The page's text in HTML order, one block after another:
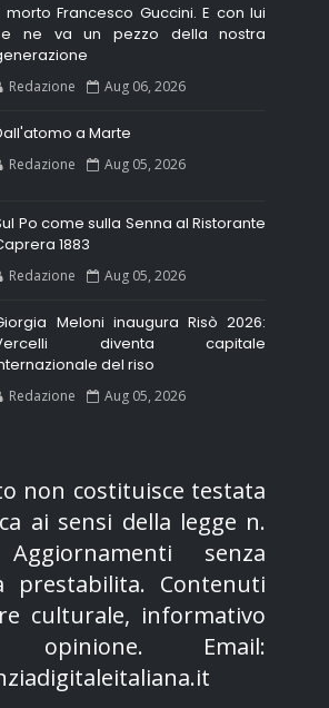
morto Francesco Guccini. E con lui
ne va un pezzo della nostra
Redazione Aug 06, 2026
a Marte
Redazione Aug 05, 2026
Po come sulla Senna al Ristorante
1883
Redazione Aug 05, 2026
Meloni inaugura Risò 2026:
diventa capitale
del riso
Redazione Aug 05, 2026
non costituisce testata
ai sensi della legge n.
Aggiornamenti senza
prestabilita. Contenuti
culturale, informativo
Email: